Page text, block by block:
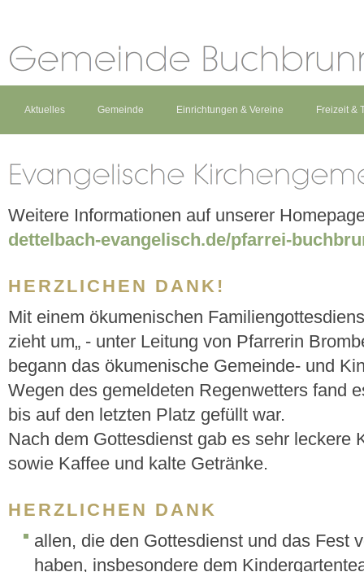
Aktuelles Gemeinde Einrichtungen & Vereine Freizeit &
Weitere Informationen auf unserer
dettelbach-evangelisch.de/pfarrei-
HERZLICHEN DANK!
Mit einem ökumenischen
zieht um„ - unter Leitung von Pfarrerin
begann das ökumenische Gemeinde- und
Wegen des gemeldeten Regenwetters fand
bis auf den letzten Platz gefüllt war.
Nach dem Gottesdienst gab es sehr leckere
sowie Kaffee und kalte Getränke.
HERZLICHEN DANK
allen, die den Gottesdienst und das Fest
haben, insbesondere dem